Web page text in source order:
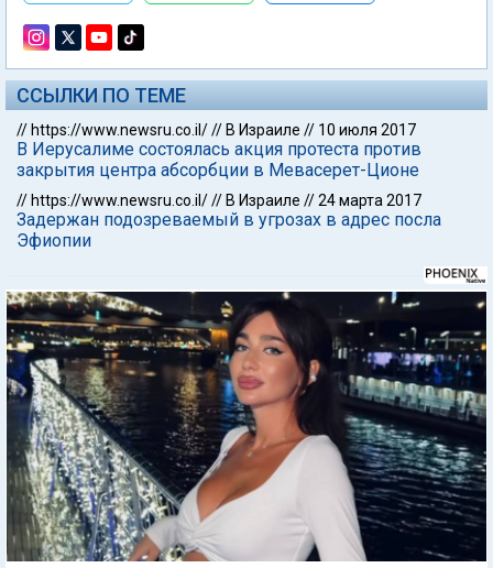
ССЫЛКИ ПО ТЕМЕ
// https://www.newsru.co.il/// В Израиле // 10 июля 2017
В Иерусалиме состоялась акция протеста против
закрытия центра абсорбции в Мевасерет-Ционе
// https://www.newsru.co.il/// В Израиле //24 марта 2017
Задержан подозреваемый в угрозах в адрес посла
Эфиопии